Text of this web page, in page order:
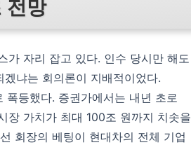
전망
가 자리 잡고 있다. 인수 당시만 해도
냐는 회의론이 지배적이었다.
등했다. 증권가에서는 내년 초로
장 가치가 최대 100조 원까지 치솟을
회장의 베팅이 현대차의 전체 기업